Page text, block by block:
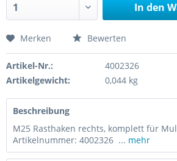
In den
Merken Bewerten
Artikel-Nr.:
4002326
Artikelgewicht:
0,044 kg
Beschreibung
M25 Rasthaken rechts, komplett für
Artikelnummer: 4002326 ... mehr